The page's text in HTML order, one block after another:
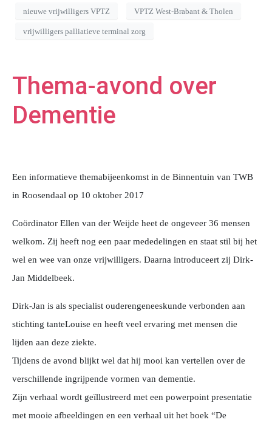
nieuwe vrijwilligers VPTZ VPTZ West-Brabant & Tholen
vrijwilligers palliatieve terminal zorg
Thema-avond over
Dementie
Een informatieve themabijeenkomst in de Binnentuin van TWB
in Roosendaal op 10 oktober 2017
Coördinator Ellen van der Weijde heet de ongeveer 36 mensen
welkom. Zij heeft nog een paar mededelingen en staat stil bij het
wel en wee van onze vrijwilligers. Daarna introduceert zij Dirk-
Jan Middelbeek.
Dirk-Jan is als specialist ouderengeneeskunde verbonden aan
stichting tanteLouise en heeft veel ervaring met mensen die
lijden aan deze ziekte.
Tijdens de avond blijkt wel dat hij mooi kan vertellen over de
verschillende ingrijpende vormen van dementie.
Zijn verhaal wordt geïllustreerd met een powerpoint presentatie
met mooie afbeeldingen en een verhaal uit het boek “De